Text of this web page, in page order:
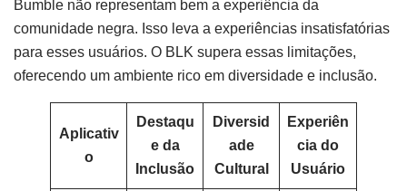
Bumble não representam bem a experiência da
comunidade negra. Isso leva a experiências insatisfatórias
para esses usuários. O BLK supera essas limitações,
oferecendo um ambiente rico em diversidade e inclusão.
Aplicativ
o
Destaqu
e da
Inclusão
Diversid
ade
Cultural
Experiên
cia do
Usuário